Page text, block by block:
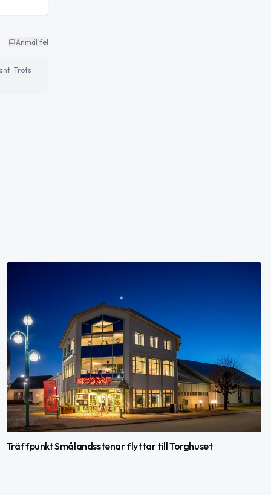
Anmäl fel
Trots
Träffpunkt Smålandsstenar flyttar till Torghuset